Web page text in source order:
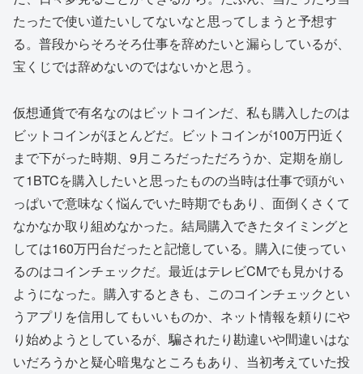
たったで使い道たいしてないなと思ってしまうと予想す
る。普段からそろそろ仕事を辞めたいと漏らしているが、
宝くじでは辞めないのではないかと思う。
仮想通貨で有名なのはビットコインだ、私も購入したのは
ビットコインがほとんどだ。ビットコインが100万円近く
まで下がった時期、9月ころだっただろうか、定期を崩し
て1BTCを購入したいと思ったものの当時は仕事で頭がい
っぱいで意味なく悩んでいた時期でもあり、面倒くさくて
なかなか取り組めなかった。結局購入できたタイミングと
しては160万円台だったと記憶している。購入に使ってい
るのはコインチェックだ。最近はテレビCMでも見かける
ようになった。購入するときも、このコインチェックとい
うアプリを信用してもいいものか、ネット情報を頼りにや
り始めようとしているが、騙されたり勘違いや間違いはな
いだろうかと疑心暗鬼なところもあり、当初考えていた投